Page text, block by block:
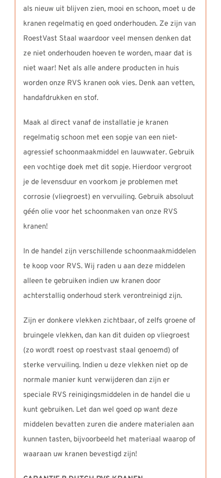
als nieuw uit blijven zien, mooi en schoon, moet u de
kranen regelmatig en goed onderhouden. Ze zijn van
RoestVast Staal waardoor veel mensen denken dat
ze niet onderhouden hoeven te worden, maar dat is
niet waar! Net als alle andere producten in huis
worden onze RVS kranen ook vies. Denk aan vetten,
handafdrukken en stof.
Maak al direct vanaf de installatie je kranen
regelmatig schoon met een sopje van een niet-
agressief schoonmaakmiddel en lauwwater. Gebruik
een vochtige doek met dit sopje. Hierdoor vergroot
je de levensduur en voorkom je problemen met
corrosie (vliegroest) en vervuiling. Gebruik absoluut
géén olie voor het schoonmaken van onze RVS
kranen!
In de handel zijn verschillende schoonmaakmiddelen
te koop voor RVS. Wij raden u aan deze middelen
alleen te gebruiken indien uw kranen door
achterstallig onderhoud sterk verontreinigd zijn.
Zijn er donkere vlekken zichtbaar, of zelfs groene of
bruingele vlekken, dan kan dit duiden op vliegroest
(zo wordt roest op roestvast staal genoemd) of
sterke vervuiling. Indien u deze vlekken niet op de
normale manier kunt verwijderen dan zijn er
speciale RVS reinigingsmiddelen in de handel die u
kunt gebruiken. Let dan wel goed op want deze
middelen bevatten zuren die andere materialen aan
kunnen tasten, bijvoorbeeld het materiaal waarop of
waaraan uw kranen bevestigd zijn!